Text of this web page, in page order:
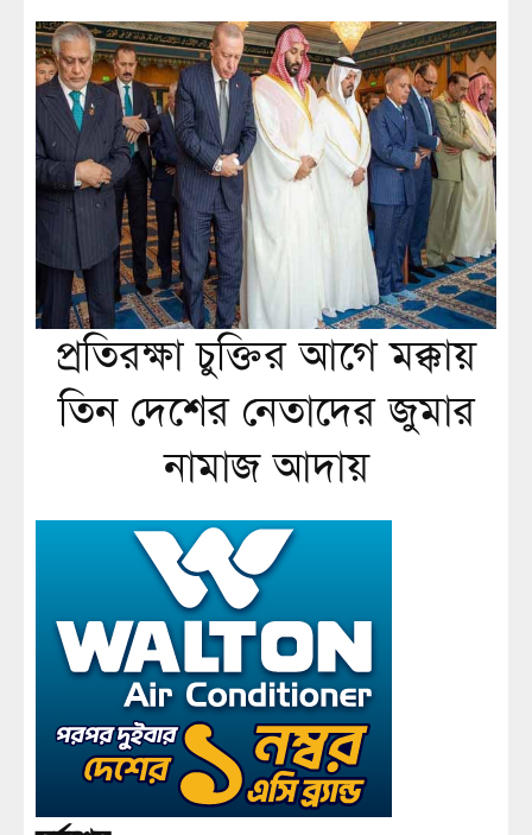
প্রতিরক্ষা চুক্তির আগে মক্কায়
তিন দেশের নেতাদের জুমার
নামাজ আদায়